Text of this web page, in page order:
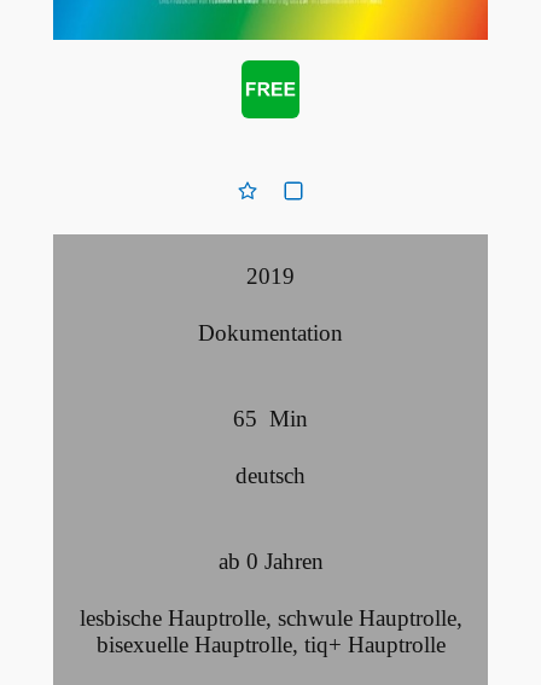
2019
Dokumentation
65 Min
deutsch
ab 0 Jahren
lesbische Hauptrolle, schwule Hauptrolle,
bisexuelle Hauptrolle, tiq+ Hauptrolle